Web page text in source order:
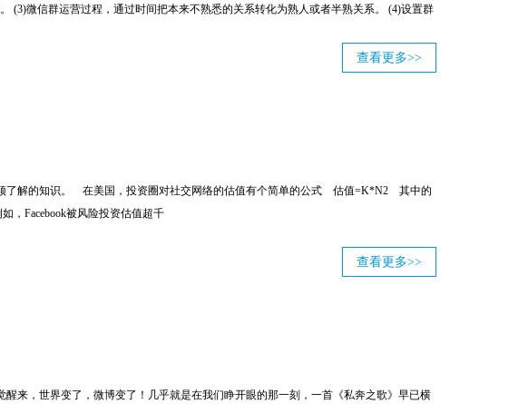
(3)微信群运营过程，通过时间把本来不熟悉的关系转化为熟人或者半熟关系。 (4)设置群
查看更多>>
了解的知识。 在美国，投资圈对社交网络的估值有个简单的公式 估值=K*N2 其中的
，Facebook被风险投资估值超千
查看更多>>
来，世界变了，微博变了！几乎就是在我们睁开眼的那一刻，一首《私奔之歌》早已横